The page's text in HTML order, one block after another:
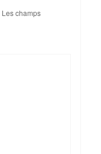
Les champs